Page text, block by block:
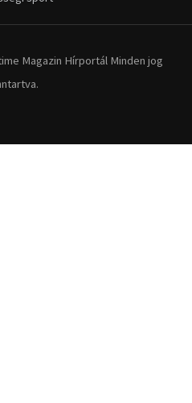
Magazin Hírportál Minden jog